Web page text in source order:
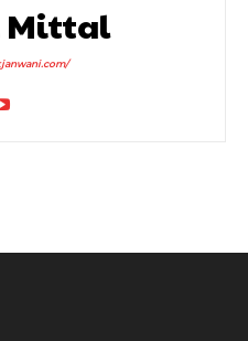
Mittal